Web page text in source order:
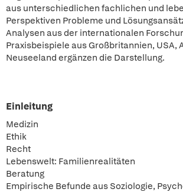
aus unterschiedlichen fachlichen und
Perspektiven Probleme und
Analysen aus der internationalen
Praxisbeispiele aus Großbritannien, USA,
Neuseeland ergänzen die Darstellung.
Einleitung
Medizin
Ethik
Recht
Lebenswelt: Familienrealitäten
Beratung
Empirische Befunde aus Soziologie,